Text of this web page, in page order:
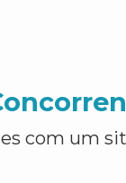
com um